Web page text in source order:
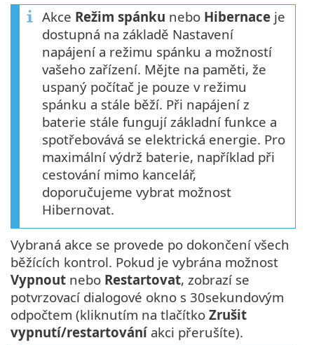
Akce Režim spánku nebo Hibernace je
dostupná na základě Nastavení
napájení a režimu spánku a možností
vašeho zařízení. Mějte na paměti, že
uspaný počítač je pouze v režimu
spánku a stále běží. Při napájení z
baterie stále fungují základní funkce a
spotřebovává se elektrická energie. Pro
maximální výdrž baterie, například při
cestování mimo kancelář,
doporučujeme vybrat možnost
Hibernovat.
Vybraná akce se provede po dokončení všech
běžících kontrol. Pokud je vybrána možnost
Vypnout nebo Restartovat, zobrazí se
potvrzovací dialogové okno s 30sekundovým
odpočtem (kliknutím na tlačítko Zrušit
vypnutí/restartováníakci přerušíte).